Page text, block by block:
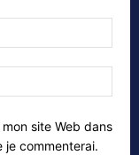
:*
web:
site Web dans
je commenterai.